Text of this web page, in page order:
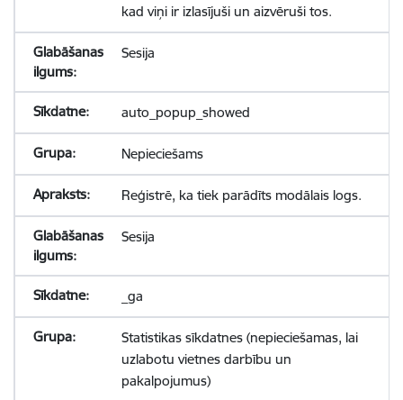
kad viņi ir izlasījuši un aizvēruši tos.
Sesija
auto_popup_showed
Nepieciešams
Reģistrē, ka tiek parādīts modālais logs.
Sesija
_ga
Statistikas sīkdatnes (nepieciešamas, lai
uzlabotu vietnes darbību un
pakalpojumus)